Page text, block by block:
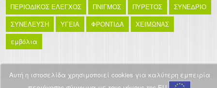
ΠΕΡΙΟΔΙΚΟΣ ΕΛΕΓΧΟΣ
ΠΝΙΓΜΟΣ ΠΥΡΕΤΟΣ
ΣΥΝΕΔΡΙΟ
ΣΥΝΕΛΕΥΣΗ
ΥΓΕΙΑ ΦΡΟΝΤΙΔΑ
ΧΕΙΜΩΝΑΣ
εμβόλια
Αυτή η ιστοσελίδα χρησιμοποιεί cookies για καλύτερη εμπειρία